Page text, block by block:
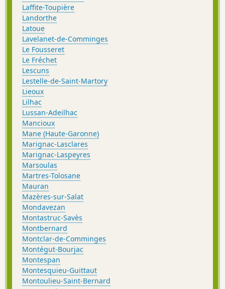
Laffite-Toupière
Landorthe
Latoue
Lavelanet-de-Comminges
Le Fousseret
Le Fréchet
Lescuns
Lestelle-de-Saint-Martory
Lieoux
Lilhac
Lussan-Adeilhac
Mancioux
Mane (Haute-Garonne)
Marignac-Lasclares
Marignac-Laspeyres
Marsoulas
Martres-Tolosane
Mauran
Mazères-sur-Salat
Mondavezan
Montastruc-Savès
Montbernard
Montclar-de-Comminges
Montégut-Bourjac
Montespan
Montesquieu-Guittaut
Montoulieu-Saint-Bernard